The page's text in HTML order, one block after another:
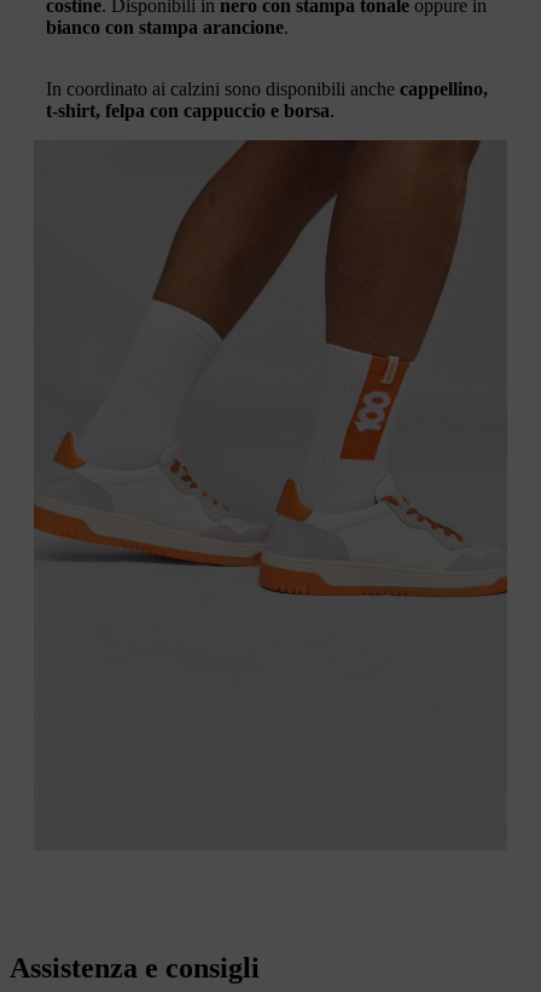
costine. Disponibili in nero con stampa tonale oppure in
bianco con stampa arancione.
In coordinato ai calzini sono disponibili anche cappellino,
t-shirt, felpa con cappuccio e borsa.
Assistenza e consigli